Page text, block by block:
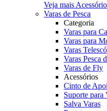
Veja mais
Varas de Pesca
Categoria
Varas para
Varas para
Varas
Varas Pesca
Varas de Fly
Acessórios
Cinto de
Suporte para
Salva Varas